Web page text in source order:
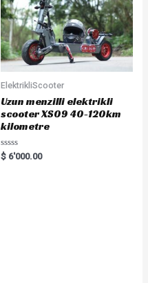
ElektrikliScooter
Uzun menzilli elektrikli
scooter XS09 40-120km
kilometre
Rated
0
$ 6'000.00